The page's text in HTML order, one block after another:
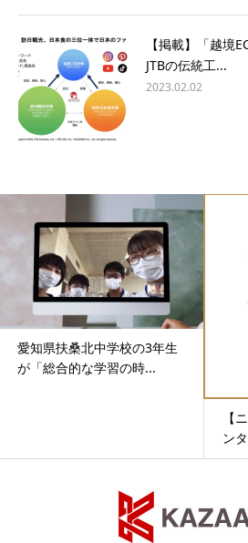
【掲載】「越境
JTBの伝統工...
2023.02.02
愛知県扶桑北中学校の3年生
が「総合的な学習の時...
【
ン